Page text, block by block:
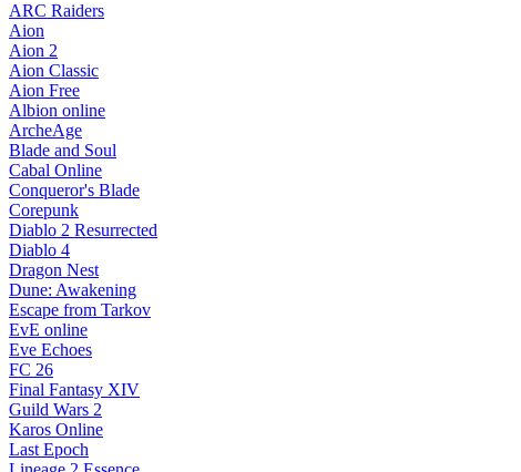
ARC Raiders
Aion
Aion 2
Aion Classic
Aion Free
Albion online
ArcheAge
Blade and Soul
Cabal Online
Conqueror's Blade
Corepunk
Diablo 2 Resurrected
Diablo 4
Dragon Nest
Dune: Awakening
Escape from Tarkov
EvE online
Eve Echoes
FC 26
Final Fantasy XIV
Guild Wars 2
Karos Online
Last Epoch